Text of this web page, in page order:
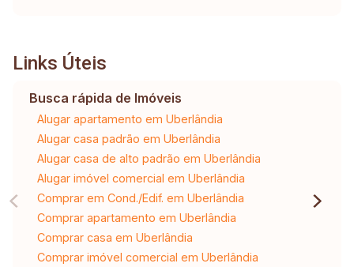
Links Úteis
Busca rápida de Imóveis
Alugar apartamento em Uberlândia
Alugar casa padrão em Uberlândia
Alugar casa de alto padrão em Uberlândia
Alugar imóvel comercial em Uberlândia
Comprar em Cond./Edif. em Uberlândia
Comprar apartamento em Uberlândia
Comprar casa em Uberlândia
Comprar imóvel comercial em Uberlândia